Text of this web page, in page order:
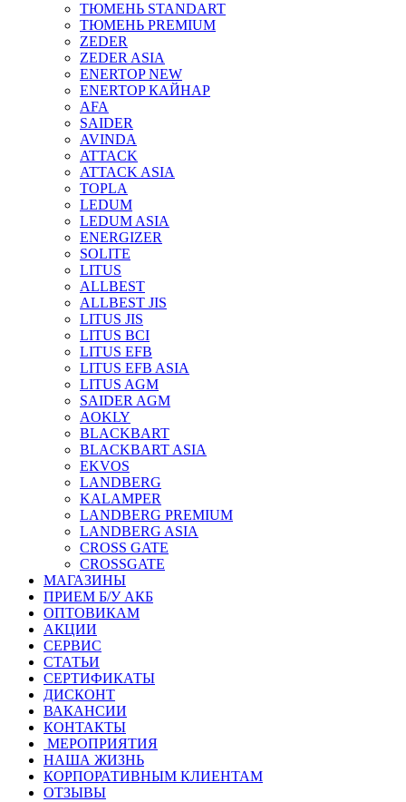
ТЮМЕНЬ STANDART
ТЮМЕНЬ PREMIUM
ZEDER
ZEDER ASIA
ENERTOP NEW
ENERTOP КАЙНАР
AFA
SAIDER
AVINDA
ATTACK
ATTACK ASIA
TOPLA
LEDUM
LEDUM ASIA
ENERGIZER
SOLITE
LITUS
ALLBEST
ALLBEST JIS
LITUS JIS
LITUS BCI
LITUS EFB
LITUS EFB ASIA
LITUS AGM
SAIDER AGM
AOKLY
BLACKBART
BLACKBART ASIA
EKVOS
LANDBERG
KALAMPER
LANDBERG PREMIUM
LANDBERG ASIA
CROSS GATE
CROSSGATE
МАГАЗИНЫ
ПРИЕМ Б/У АКБ
ОПТОВИКАМ
АКЦИИ
СЕРВИС
СТАТЬИ
СЕРТИФИКАТЫ
ДИСКОНТ
ВАКАНСИИ
КОНТАКТЫ
МЕРОПРИЯТИЯ
НАША ЖИЗНЬ
КОРПОРАТИВНЫМ КЛИЕНТАМ
ОТЗЫВЫ